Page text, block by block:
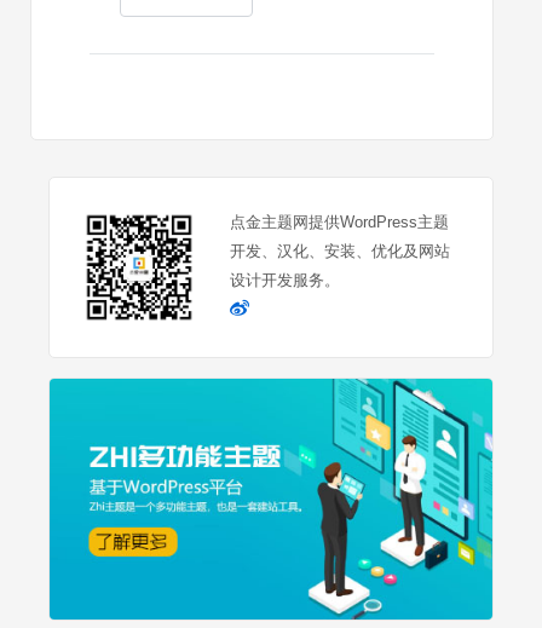
点金主题网提供WordPress主题
开发、汉化、安装、优化及网站
设计开发服务。